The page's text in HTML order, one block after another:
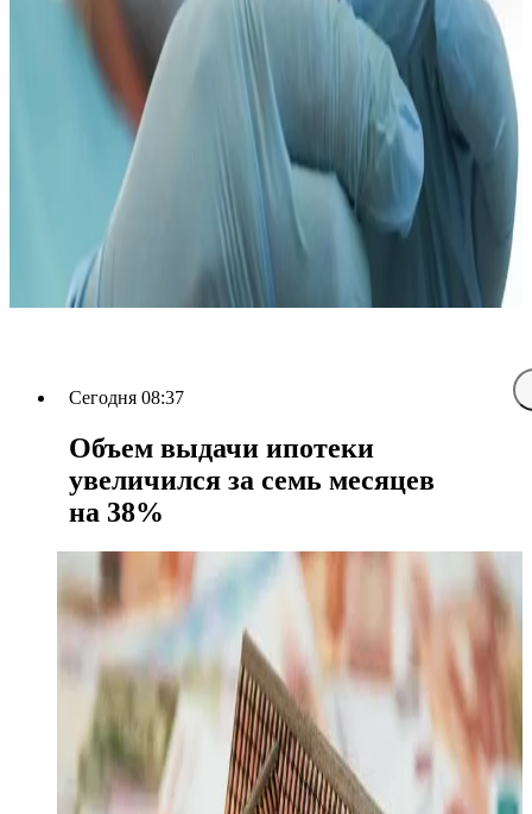
Сегодня 08:37
Объем выдачи ипотеки
увеличился за семь месяцев
на 38%